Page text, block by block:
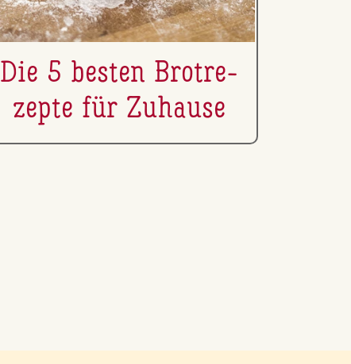
Die 5 besten Brot­re­
zep­te für Zuhause